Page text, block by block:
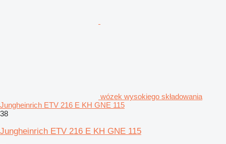
wózek wysokiego składowania
Jungheinrich ETV 216 E KH GNE 115
38
Jungheinrich ETV 216 E KH GNE 115